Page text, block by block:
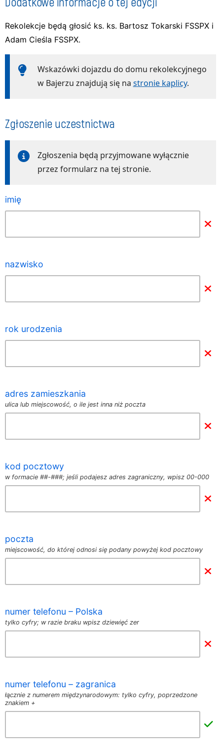
Rekolekcje będą głosić ks. ks. Bartosz Tokarski FSSPX i
Adam Cieśla FSSPX.
Wskazówki dojazdu do domu rekolekcyjnego
w Bajerzu znajdują się na stronie kaplicy.
Zgłoszenie uczestnictwa
Zgłoszenia będą przyjmowane wyłącznie
przez formularz na tej stronie.
imię
nazwisko
rok urodzenia
adres zamieszkania
ulica lub miejscowość, o ile jest inna niż poczta
kod pocztowy
w formacie ##-###; jeśli podajesz adres zagraniczny, wpisz 00-000
poczta
miejscowość, do której odnosi się podany powyżej kod pocztowy
numer telefonu – Polska
tylko cyfry; w razie braku wpisz dziewięć zer
numer telefonu – zagranica
łącznie z numerem międzynarodowym: tylko cyfry, poprzedzone
znakiem +